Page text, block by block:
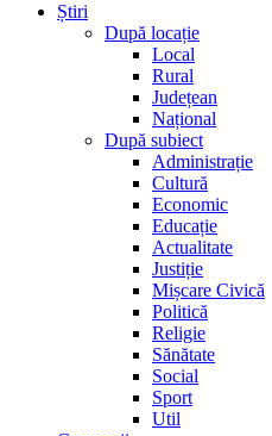
Știri
După locație
Local
Rural
Județean
Național
După subiect
Administrație
Cultură
Economic
Educație
Actualitate
Justiție
Mișcare Civică
Politică
Religie
Sănătate
Social
Sport
Util